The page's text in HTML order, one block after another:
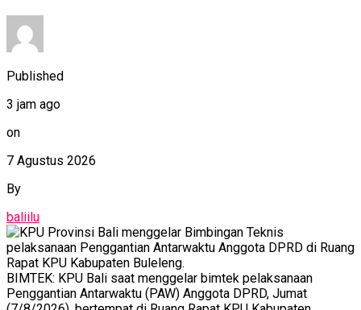
Published
3 jam ago
on
7 Agustus 2026
By
baliilu
BIMTEK: KPU Bali saat menggelar bimtek pelaksanaan
Penggantian Antarwaktu (PAW) Anggota DPRD, Jumat